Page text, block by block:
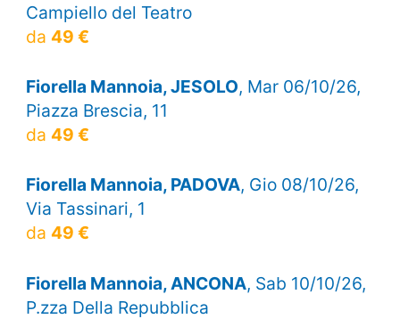
Campiello del Teatro
da 49 €
Fiorella Mannoia, JESOLO, Mar 06/10/26,
Piazza Brescia, 11
da 49 €
Fiorella Mannoia, PADOVA, Gio 08/10/26,
Via Tassinari, 1
da 49 €
Fiorella Mannoia, ANCONA, Sab 10/10/26,
P.zza Della Repubblica